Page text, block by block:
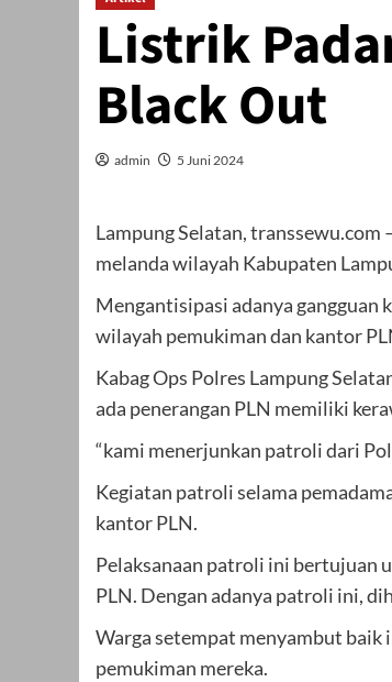
Listrik
Black Out
admin 5 Juni 2024
Lampung Selatan,
melanda wilayah Kabupaten
Mengantisipasi adanya gangguan
wilayah pemukiman dan kantor
Kabag Ops Polres Lampung
ada penerangan PLN memiliki
“kami menerjunkan patroli dari
Kegiatan patroli selama
kantor PLN.
Pelaksanaan patroli ini bertujuan
PLN. Dengan adanya patroli ini,
Warga setempat menyambut baik
pemukiman mereka.